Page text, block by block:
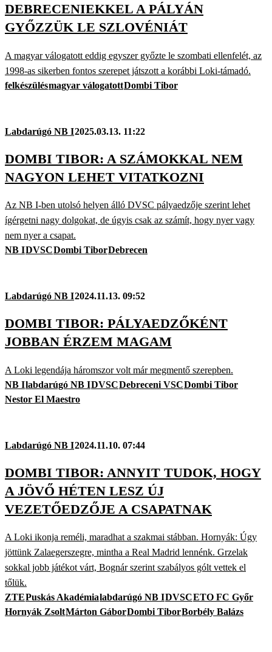
DEBRECENIEKKEL A PÁLYÁN
GYŐZZÜK LE SZLOVÉNIÁT
A magyar válogatott eddig egyszer győzte le szombati ellenfelét, az
1998-as sikerben fontos szerepet játszott a korábbi Loki-támadó.
felkészülésmagyar válogatottDombi Tibor
Labdarúgó NB I2025.03.13. 11:22
DOMBI TIBOR: A SZÁMOKKAL NEM
NAGYON LEHET VITATKOZNI
Az NB I-ben utolsó helyen álló DVSC pályaedzője szerint lehet
ígérgetni nagy dolgokat, de úgyis csak az számít, hogy nyer vagy
nem nyer a csapat.
NB IDVSCDombi TiborDebrecen
Labdarúgó NB I2024.11.13. 09:52
DOMBI TIBOR: PÁLYAEDZŐKÉNT
JOBBAN ÉRZEM MAGAM
A Loki legendája háromszor volt már megmentő szerepben.
NB Ilabdarúgó NB IDVSCDebreceni VSCDombi Tibor
Nestor El Maestro
Labdarúgó NB I2024.11.10. 07:44
DOMBI TIBOR: ANNYIT TUDOK, HOGY
A JÖVŐ HÉTEN LESZ ÚJ
VEZETŐEDZŐJE A CSAPATNAK
A Loki ikonja reméli, maradhat a szakmai stábban. Hornyák: Úgy
jöttünk Zalaegerszegre, mintha a Real Madrid lennénk. Grzelak
sokkal jobb játékot várt, Bognár szerint szabályos gólt vettek el
tőlük.
ZTEPuskás Akadémialabdarúgó NB IDVSCETO FC Győr
Hornyák ZsoltMárton GáborDombi TiborBorbély Balázs